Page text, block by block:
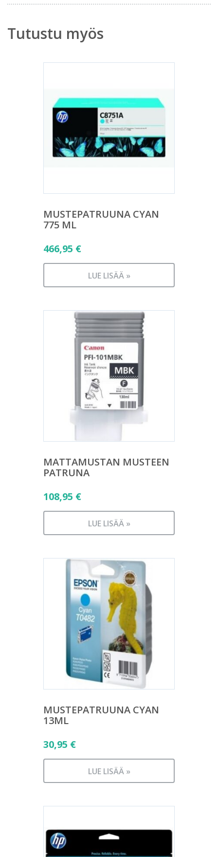
Tutustu myös
MUSTEPATRUUNA CYAN
775 ML
466,95 €
LUE LISÄÄ »
MATTAMUSTAN MUSTEEN
PATRUNA
108,95 €
LUE LISÄÄ »
MUSTEPATRUUNA CYAN
13ML
30,95 €
LUE LISÄÄ »